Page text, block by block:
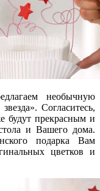
необычную
Согласитесь,
будут прекрасным и
и Вашего дома.
подарка Вам
цветков и